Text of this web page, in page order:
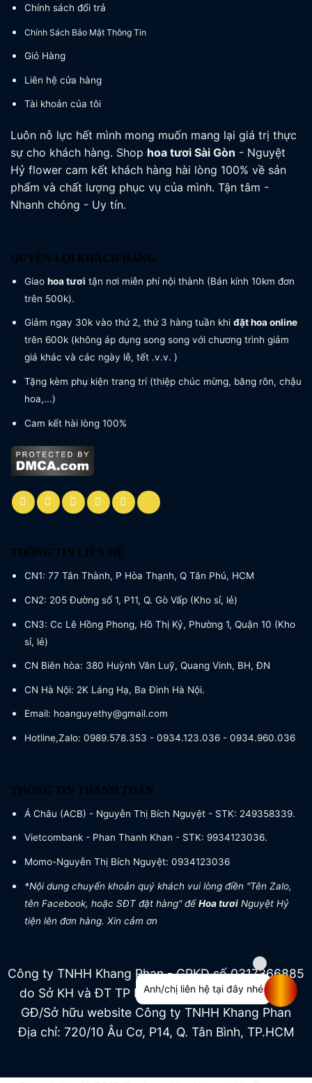
Chính sách đổi trả
Chính Sách Bảo Mật Thông Tin
Giỏ Hàng
Liên hệ cửa hàng
Tài khoản của tôi
Luôn nỗ lực hết mình mong muốn mang lại giá trị thực
sự cho khách hàng. Shop hoa tươi Sài Gòn - Nguyệt
Hỷ flower cam kết khách hàng hài lòng 100% về sản
phẩm và chất lượng phục vụ của mình. Tận tâm -
Nhanh chóng - Uy tín.
QUYỀN LỢI KHÁCH HÀNG
Giao hoa tươi tận nơi miễn phí nội thành (Bán kính 10km đơn
trên 500k).
Giảm ngay 30k vào thứ 2, thứ 3 hàng tuần khi đặt hoa online
trên 600k (không áp dụng song song với chương trình giảm
giá khác và các ngày lễ, tết .v.v. )
Tặng kèm phụ kiện trang trí (thiệp chúc mừng, băng rôn, chậu
hoa,...)
Cam kết hài lòng 100%
THÔNG TIN LIÊN HỆ
CN1: 77 Tân Thành, P Hòa Thạnh, Q Tân Phú, HCM
CN2: 205 Đường số 1, P11, Q. Gò Vấp (Kho sỉ, lẻ)
CN3: Cc Lê Hồng Phong, Hồ Thị Kỷ, Phường 1, Quận 10 (Kho
sỉ, lẻ)
CN Biên hòa: 380 Huỳnh Văn Luỹ, Quang Vinh, BH, ĐN
CN Hà Nội: 2K Láng Hạ, Ba Đình Hà Nội.
Email: hoanguyethy@gmail.com
Hotline,Zalo: 0989.578.353 - 0934.123.036 - 0934.960.036
THÔNG TIN THANH TOÁN
Á Châu (ACB) - Nguyễn Thị Bích Nguyệt - STK: 249358339.
Vietcombank - Phan Thanh Khan - STK: 9934123036.
Momo-Nguyễn Thị Bích Nguyệt: 0934123036
*Nội dung chuyển khoản quý khách vui lòng điền "Tên Zalo,
tên Facebook, hoặc SĐT đặt hàng" đểHoa tươi Nguyệt Hỷ
tiện lên đơn hàng. Xin cảm ơn
Công ty TNHH Khang Phan - GPKD số 0317366885
do Sở KH và ĐT TP HCM cấp ngày 04/07/2022
GĐ/Sở hữu website Công ty TNHH Khang Phan
Địa chỉ: 720/10 Âu Cơ, P14, Q. Tân Bình, TP.HCM
Anh/chị liên hệ tại đây nhé